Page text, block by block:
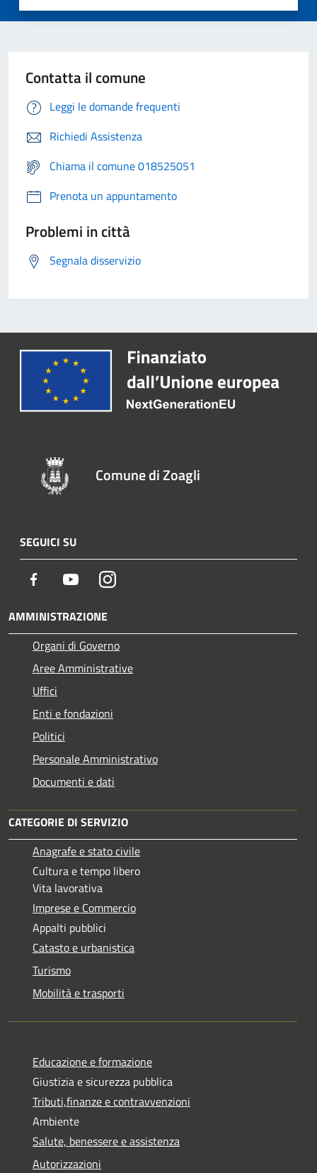
Contatta il comune
Leggi le domande frequenti
Richiedi Assistenza
Chiama il comune 018525051
Prenota un appuntamento
Problemi in città
Segnala disservizio
Comune di Zoagli
SEGUICI SU
Facebook YoutubeInstagram
AMMINISTRAZIONE
Organi di Governo
Aree Amministrative
Uffici
Enti e fondazioni
Politici
Personale Amministrativo
Documenti e dati
CATEGORIE DI SERVIZIO
Anagrafe e stato civile
Cultura e tempo libero
Vita lavorativa
Imprese e Commercio
Appalti pubblici
Catasto e urbanistica
Turismo
Mobilità e trasporti
Educazione e formazione
Giustizia e sicurezza pubblica
Tributi,finanze e contravvenzioni
Ambiente
Salute, benessere e assistenza
Autorizzazioni